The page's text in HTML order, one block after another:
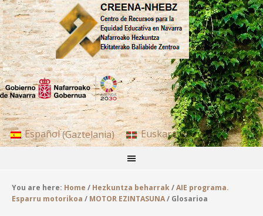
Español(Gaztelania) Euskara
You are here: Home / Hezkuntza beharrak/AIE programa.
Esparru motorikoa / MOTOR EZINTASUNA/ Glosarioa